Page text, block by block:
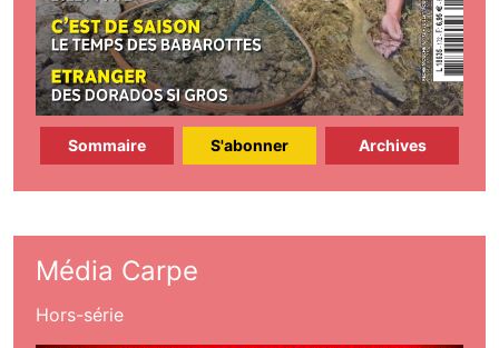
Sommaire S'abonner Archives
Média Carpe
Hors-série